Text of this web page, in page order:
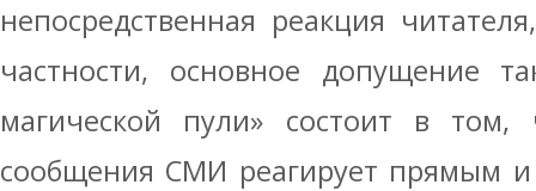
непосредственная реакция
частности, основное допущение
магической пули» состоит в
сообщения СМИ реагирует прямым